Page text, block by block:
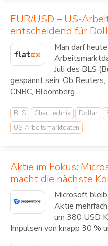
EUR/USD – US-
entscheidend für
Man darf
Juli des BLS
gespannt sein. Ob
CNBC, Bloomberg...
BLS Charttechnik Dollar
US-Arbeitsmarktdaten
Aktie im Fokus:
macht die nächste
Microsoft
Aktie
um 380 USD
Impulsen von knapp 30 %